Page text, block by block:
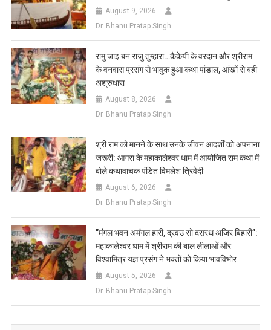
August 9, 2026
Dr. Bhanu Pratap Singh
रामु जाइ बन राजु तुम्हारा…कैकेयी के वरदान और श्रीराम
के वनवास प्रसंग से भावुक हुआ कथा पांडाल, आंखों से बही
अश्रुधारा
August 8, 2026
Dr. Bhanu Pratap Singh
​श्री राम को मानने के साथ उनके जीवन आदर्शों को अपनाना
जरूरी: आगरा के महाकालेश्वर धाम में आयोजित राम कथा में
बोले कथावाचक पंडित विमलेश त्रिवेदी
August 6, 2026
Dr. Bhanu Pratap Singh
​”मंगल भवन अमंगल हारी, द्रवउ सो दसरथ अजिर बिहारी”:
महाकालेश्वर धाम में श्रीराम की बाल लीलाओं और
विश्वामित्र यज्ञ प्रसंग ने भक्तों को किया भावविभोर
August 5, 2026
Dr. Bhanu Pratap Singh